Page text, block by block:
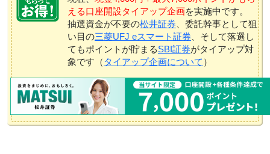
える口座開設タイアップ企画を実施中です。
抽選資金が不要の松井証券 、委託幹事として狙
い目の三菱UFJ eスマート証券 、そして落選し
てもポイントが貯まるSBI証券がタイアップ対
象です（ タイアップ企画について ）